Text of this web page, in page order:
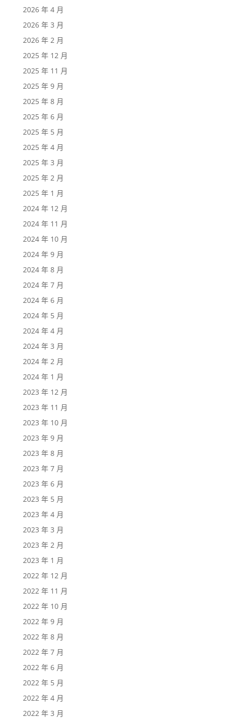
2026 年 4 月
2026 年 3 月
2026 年 2 月
2025 年 12 月
2025 年 11 月
2025 年 9 月
2025 年 8 月
2025 年 6 月
2025 年 5 月
2025 年 4 月
2025 年 3 月
2025 年 2 月
2025 年 1 月
2024 年 12 月
2024 年 11 月
2024 年 10 月
2024 年 9 月
2024 年 8 月
2024 年 7 月
2024 年 6 月
2024 年 5 月
2024 年 4 月
2024 年 3 月
2024 年 2 月
2024 年 1 月
2023 年 12 月
2023 年 11 月
2023 年 10 月
2023 年 9 月
2023 年 8 月
2023 年 7 月
2023 年 6 月
2023 年 5 月
2023 年 4 月
2023 年 3 月
2023 年 2 月
2023 年 1 月
2022 年 12 月
2022 年 11 月
2022 年 10 月
2022 年 9 月
2022 年 8 月
2022 年 7 月
2022 年 6 月
2022 年 5 月
2022 年 4 月
2022 年 3 月